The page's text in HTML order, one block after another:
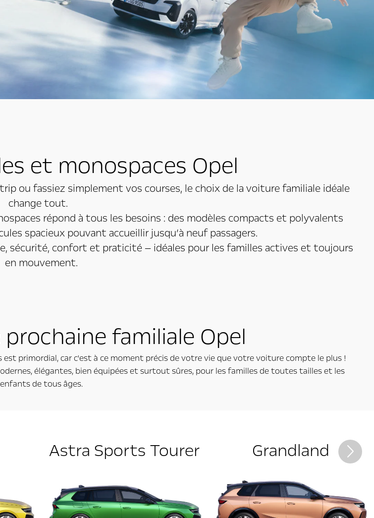
et monospaces Opel
ou fassiez simplement vos courses, le choix de la voiture familiale idéale
change tout.
répond à tous les besoins : des modèles compacts et polyvalents
spacieux pouvant accueillir jusqu’à neuf passagers.
sécurité, confort et praticité — idéales pour les familles actives et toujours
en mouvement.
familiale Opel
primordial, car c'est à ce moment précis de votre vie que votre voiture compte le plus !
élégantes, bien équipées et surtout sûres, pour les familles de toutes tailles et les
enfants de tous âges.
Astra Sports Tourer Grandland